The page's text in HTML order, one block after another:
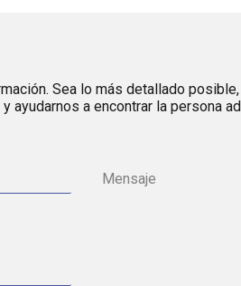
Sea lo más detallado
a encontrar la persona